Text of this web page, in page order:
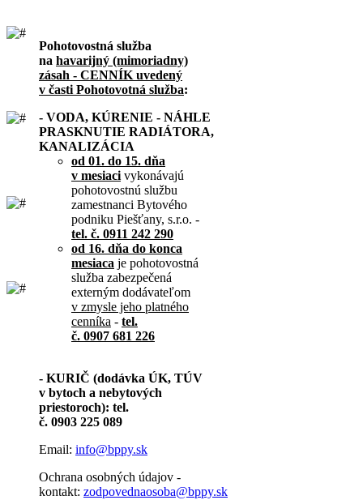
Pohotovostná služba
na havarijný (mimoriadny)
zásah - CENNÍK uvedený
v časti Pohotovotná služba:
- VODA, KÚRENIE - NÁHLE
PRASKNUTIE RADIÁTORA,
KANALIZÁCIA
od 01. do 15. dňa
v mesiaci vykonávajú
pohotovostnú službu
zamestnanci Bytového
podniku Piešťany, s.r.o. -
tel. č. 0911 242 290
od 16. dňa do konca
mesiaca je pohotovostná
služba zabezpečená
externým dodávateľom
v zmysle jeho platného
cenníka - tel.
č. 0907 681 226
- KURIČ (dodávka ÚK, TÚV
v bytoch a nebytových
priestoroch): tel.
č. 0903 225 089
Email: info@bppy.sk
Ochrana osobných údajov -
kontakt: zodpovednaosoba@bppy.sk